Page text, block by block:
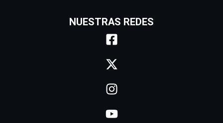
NUESTRAS REDES